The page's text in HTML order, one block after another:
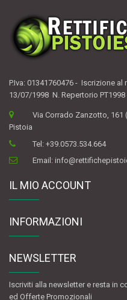
P.Iva: 01341760476 - Iscrizione
13/07/1998 N. Repertorio PT1998
Via Corrado Zanzotto,
Pistoia
Tel:+39.0573.534.664
Email:
IL MIO ACCOUNT
INFORMAZIONI
NEWSLETTER
Iscriviti alla newsletter e resta in
ed Offerte Promozionali